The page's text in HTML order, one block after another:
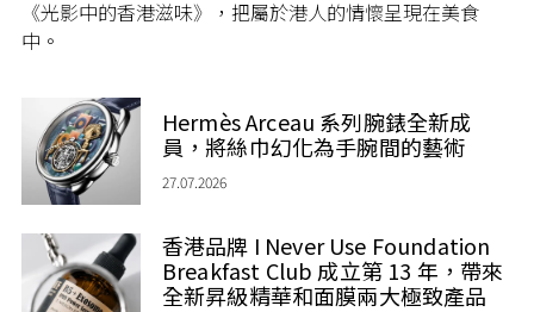
《光影中的香港滋味》，把屬於港人的情懷呈現在美食
中。
Hermès Arceau 系列腕錶全新成
員，將絲巾幻化為手腕間的藝術
27.07.2026
香港品牌 I Never Use Foundation
Breakfast Club 成立第 13 年，帶來
全新昇級精華和面膜兩大極致產品